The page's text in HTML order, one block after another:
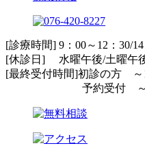
[診療時間] 9：00～12：30/
[休診日] 水曜午後/土曜午
[最終受付時間]初診の方 ～
予約受付 ～